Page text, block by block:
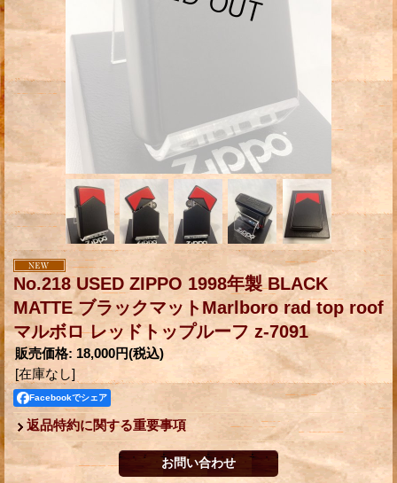
No.218 USED ZIPPO 1998年製 BLACK
MATTE ブラックマットMarlboro rad top roof
マルボロ レッドトップルーフ z-7091
販売価格: 18,000円(税込)
[在庫なし]
Facebookでシェア
返品特約に関する重要事項